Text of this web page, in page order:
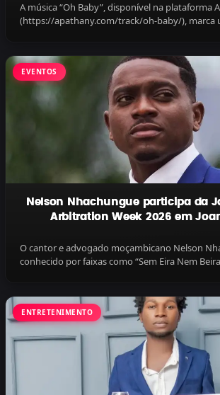
A música “Oh Baby”, disponível na plataforma
(https://apathany.com/track/oh-baby/), marca
EVENTOS
Nelson Nhachungue participa da
Arbitration Week 2026 em
O cantor e advogado moçambicano Nelson
conhecido por faixas como “Sem Eira Nem
ENTRETENIMENTO